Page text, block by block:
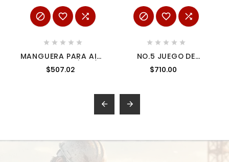
  
    
MANGUERA PARA AIRE
DE ALTA PRESIÓN 3/8"
X 15 M SURTEK 108150
$507.02
  
    
NO.5 JUEGO DE
CINCELES PUNZONES Y
BOTADORES 12 PIEZAS
$710.00
 